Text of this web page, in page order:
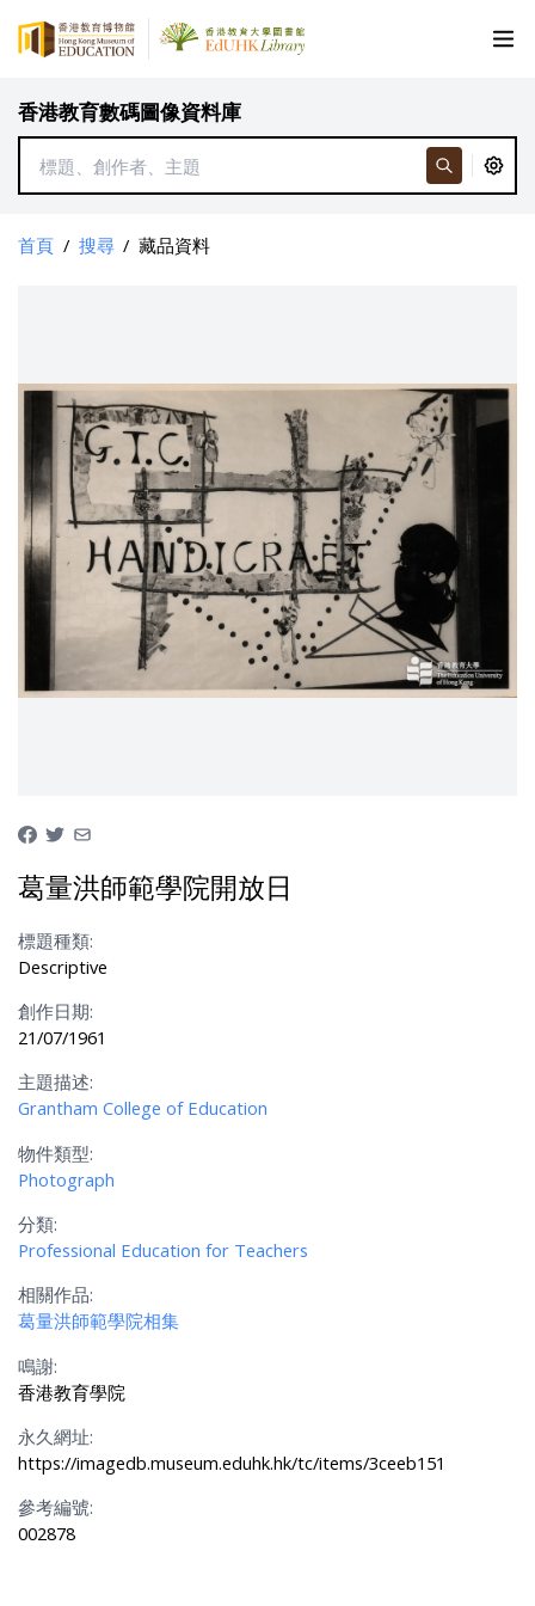
香港教育數碼圖像資料庫
首頁 / 搜尋 / 藏品資料
葛量洪師範學院開放日
標題種類:
Descriptive
創作日期:
21/07/1961
主題描述:
Grantham College of Education
物件類型:
Photograph
分類:
Professional Education for Teachers
相關作品:
葛量洪師範學院相集
鳴謝:
香港教育學院
永久網址:
https://imagedb.museum.eduhk.hk/tc/items/3ceeb151
參考編號:
002878